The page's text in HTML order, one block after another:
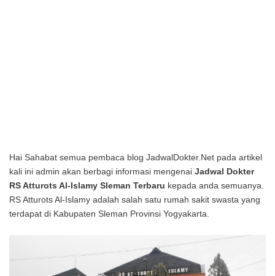
Hai Sahabat semua pembaca blog JadwalDokter.Net pada artikel
kali ini admin akan berbagi informasi mengenai Jadwal Dokter
RS Atturots Al-Islamy Sleman Terbaru kepada anda semuanya.
RS Atturots Al-Islamy adalah salah satu rumah sakit swasta yang
terdapat di Kabupaten Sleman Provinsi Yogyakarta.